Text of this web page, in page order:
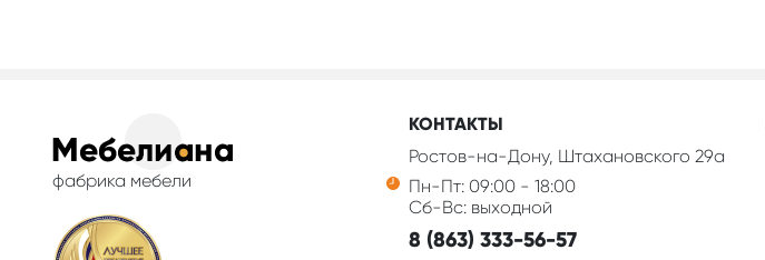
фабрика мебели
КОНТАКТЫ
Ростов-на-Дону, Штахановского 29а
Пн-Пт: 09:00 - 18:00
Сб-Вс: выходной
8 (863) 333-56-57